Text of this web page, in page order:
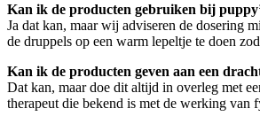
Kan ik de producten gebruiken bij
Ja dat kan, maar wij adviseren de dosering
de druppels op een warm lepeltje te doen
Kan ik de producten geven aan een
Dat kan, maar doe dit altijd in overleg met
therapeut die bekend is met de werking van